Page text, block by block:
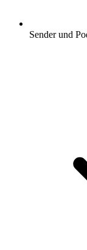
Sender und